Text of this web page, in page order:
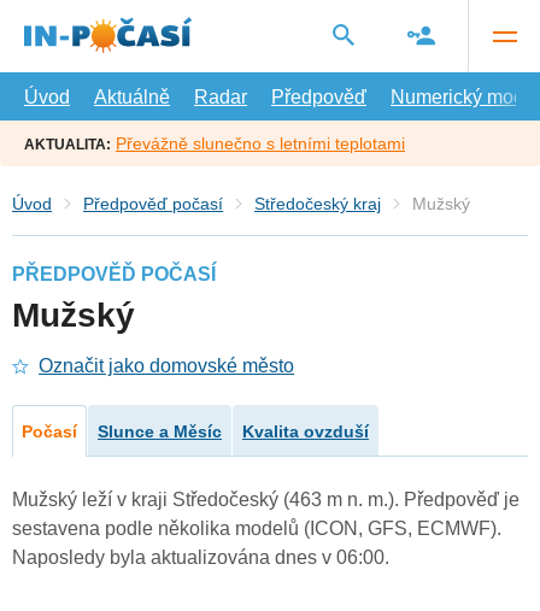
hlavní
Úvod
Aktuálně Radar Předpověď Numerický model
AKTUALITA: Převážně slunečno s letními teplotami
Úvod Předpověď počasí Středočeský kraj Mužský
PŘEDPOVĚĎ POČASÍ
Mužský
Označit jako domovské město
Počasí Slunce a Měsíc Kvalita ovzduší
Mužský leží v kraji Středočeský (463 m n. m.). Předpověď je
sestavena podle několika modelů (ICON, GFS, ECMWF).
Naposledy byla aktualizována dnes v 06:00.